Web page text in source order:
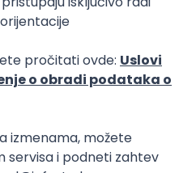
tekstovi